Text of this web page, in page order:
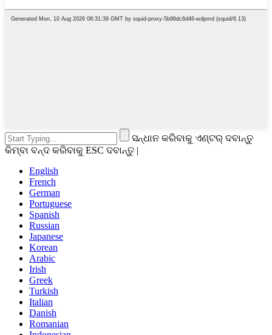
ସନ୍ଧାନ କରିବାକୁ ଏଣ୍ଟର୍ ଦବାନ୍ତୁ
କିମ୍ବା ବନ୍ଦ କରିବାକୁ ESC ଦବାନ୍ତୁ |
English
French
German
Portuguese
Spanish
Russian
Japanese
Korean
Arabic
Irish
Greek
Turkish
Italian
Danish
Romanian